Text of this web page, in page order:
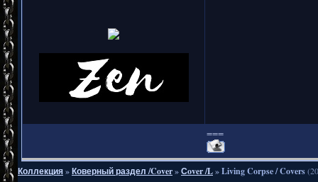
===
Коллекция»Коверный раздел /Cover»Сover /L»Living Corpse / Covers